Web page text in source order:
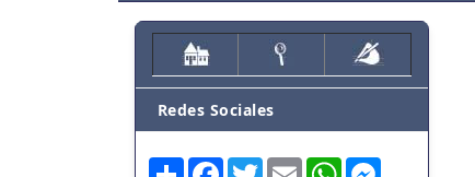
Redes Sociales
Share FacebookTwitterEmail WhatsApp